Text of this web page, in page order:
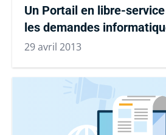
Un Portail en libre-
les demandes
29 avril 2013